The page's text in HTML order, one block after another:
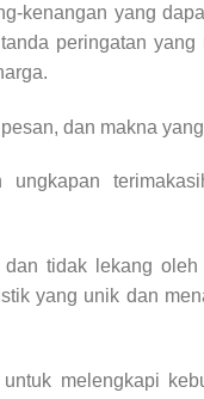
kenangan yang
peringatan
dan makna
ungkapan
tidak lekang
yang unik dan
melengkapi